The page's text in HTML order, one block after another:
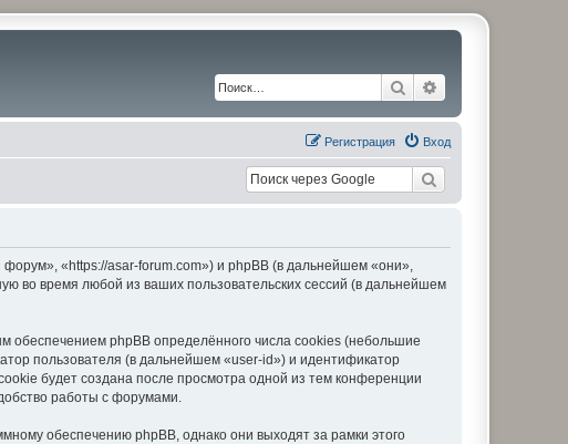
Поиск
Вход
Регистрация
«https://asar-forum.com») и phpBB (в дальнейшем «они»,
во время любой из ваших пользовательских сессий (в дальнейшем
phpBB определённого числа cookies (небольшие
пользователя (в дальнейшем «user-id») и идентификатор
будет создана после просмотра одной из тем конференции
работы с форумами.
обеспечению phpBB, однако они выходят за рамки этого